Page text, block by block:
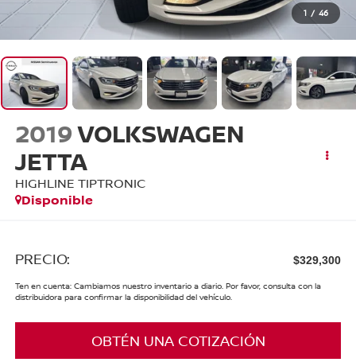
1 / 46
2019VOLKSWAGEN
JETTA
HIGHLINE TIPTRONIC
Disponible
PRECIO: $329,300
Ten en cuenta: Cambiamos nuestro inventario a diario. Por favor, consulta con la
distribuidora para confirmar la disponibilidad del vehículo.
OBTÉN UNA COTIZACIÓN